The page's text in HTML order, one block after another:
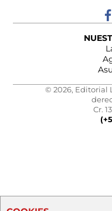
© 2026, Editorial
Cr.